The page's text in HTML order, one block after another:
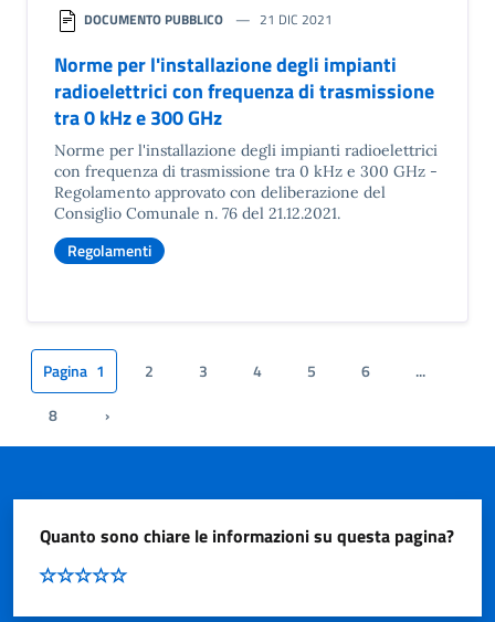
DOCUMENTO PUBBLICO 21 DIC 2021
Norme per l'installazione degli impianti
radioelettrici con frequenza di trasmissione
tra 0 kHz e 300 GHz
Norme per l'installazione degli impianti radioelettrici
con frequenza di trasmissione tra 0 kHz e 300 GHz -
Regolamento approvato con deliberazione del
Consiglio Comunale n. 76 del 21.12.2021.
Regolamenti
Pagina 1 2 3 4 5 6
...
8
Pagina successiva
›
Quanto sono chiare le informazioni su questa pagina?